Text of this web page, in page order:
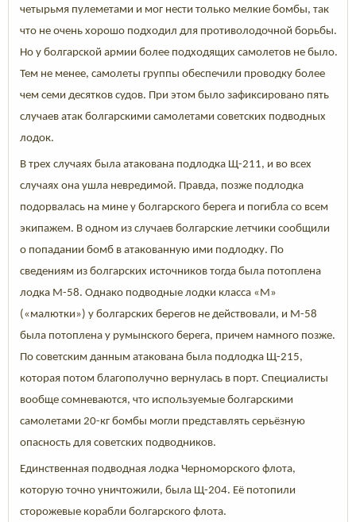
четырьмя пулеметами и мог нести только мелкие бомбы, так
что не очень хорошо подходил для противолодочной борьбы.
Но у болгарской армии более подходящих самолетов не было.
Тем не менее, самолеты группы обеспечили проводку более
чем семи десятков судов. При этом было зафиксировано пять
случаев атак болгарскими самолетами советских подводных
лодок.
В трех случаях была атакована подлодка Щ-211, и во всех
случаях она ушла невредимой. Правда, позже подлодка
подорвалась на мине у болгарского берега и погибла со всем
экипажем. В одном из случаев болгарские летчики сообщили
о попадании бомб в атакованную ими подлодку. По
сведениям из болгарских источников тогда была потоплена
лодка М-58. Однако подводные лодки класса «М»
(«малютки») у болгарских берегов не действовали, и М-58
была потоплена у румынского берега, причем намного позже.
По советским данным атакована была подлодка Щ-215,
которая потом благополучно вернулась в порт. Специалисты
вообще сомневаются, что используемые болгарскими
самолетами 20-кг бомбы могли представлять серьёзную
опасность для советских подводников.
Единственная подводная лодка Черноморского флота,
которую точно уничтожили, была Щ-204. Её потопили
сторожевые корабли болгарского флота.